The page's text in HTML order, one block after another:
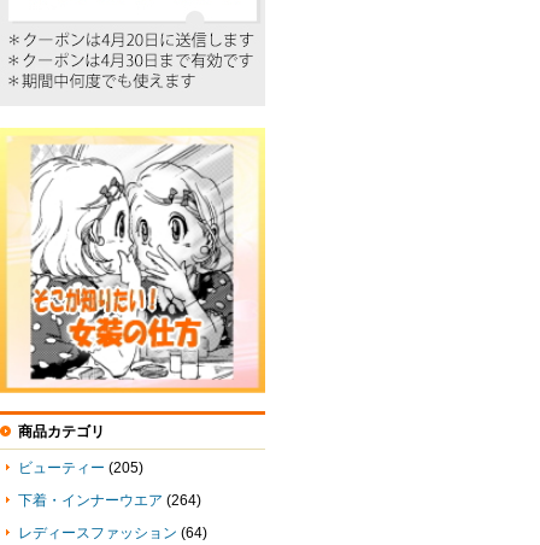
商品カテゴリ
ビューティー (205)
下着・インナーウエア (264)
レディースファッション (64)